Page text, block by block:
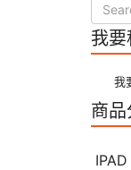
我
我
商